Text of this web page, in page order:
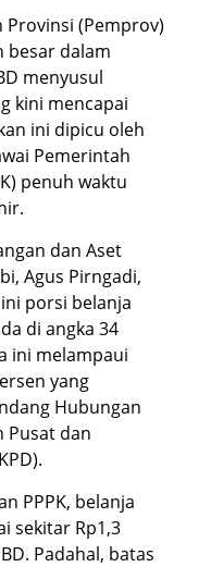
Provinsi (Pemprov)
besar dalam
menyusul
kini mencapai
ini dipicu oleh
Pemerintah
penuh waktu
dan Aset
Agus Pirngadi,
porsi belanja
di angka 34
ini melampaui
yang
Hubungan
Pusat dan
PPPK, belanja
sekitar Rp1,3
Padahal, batas